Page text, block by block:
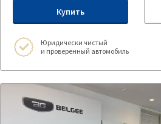
Купить
Юридически чистый
и проверенный автомобиль